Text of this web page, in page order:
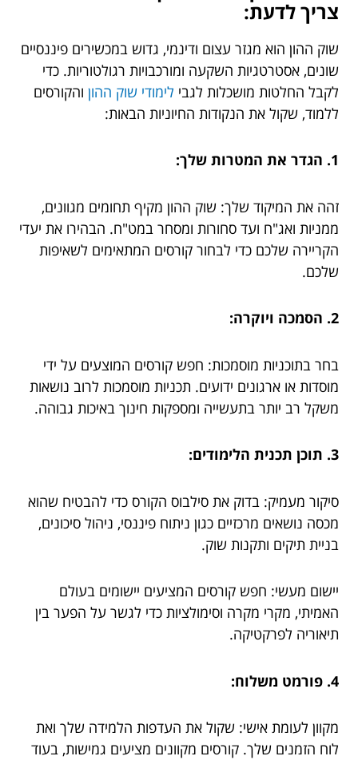
צריך לדעת:
שוק ההון הוא מגזר עצום ודינמי, גדוש במכשירים פיננסיים
שונים, אסטרטגיות השקעה ומורכבויות רגולטוריות. כדי
לקבל החלטות מושכלות לגבי לימודי שוק ההון והקורסים
ללמוד, שקול את הנקודות החיוניות הבאות:
1. הגדר את המטרות שלך:
זהה את המיקוד שלך: שוק ההון מקיף תחומים מגוונים,
ממניות ואג"ח ועד סחורות ומסחר במט"ח. הבהירו את יעדי
הקריירה שלכם כדי לבחור קורסים המתאימים לשאיפות
שלכם.
2. הסמכה ויוקרה:
בחר בתוכניות מוסמכות: חפש קורסים המוצעים על ידי
מוסדות או ארגונים ידועים. תכניות מוסמכות לרוב נושאות
משקל רב יותר בתעשייה ומספקות חינוך באיכות גבוהה.
3. תוכן תכנית הלימודים:
סיקור מעמיק: בדוק את סילבוס הקורס כדי להבטיח שהוא
מכסה נושאים מרכזיים כגון ניתוח פיננסי, ניהול סיכונים,
בניית תיקים ותקנות שוק.
יישום מעשי: חפש קורסים המציעים יישומים בעולם
האמיתי, מקרי מקרה וסימולציות כדי לגשר על הפער בין
תיאוריה לפרקטיקה.
4. פורמט משלוח:
מקוון לעומת אישי: שקול את העדפות הלמידה שלך ואת
לוח הזמנים שלך. קורסים מקוונים מציעים גמישות, בעוד